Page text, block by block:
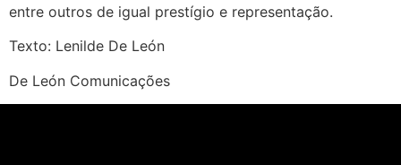
entre outros de igual prestígio e representação.
Texto: Lenilde De León
De León Comunicações